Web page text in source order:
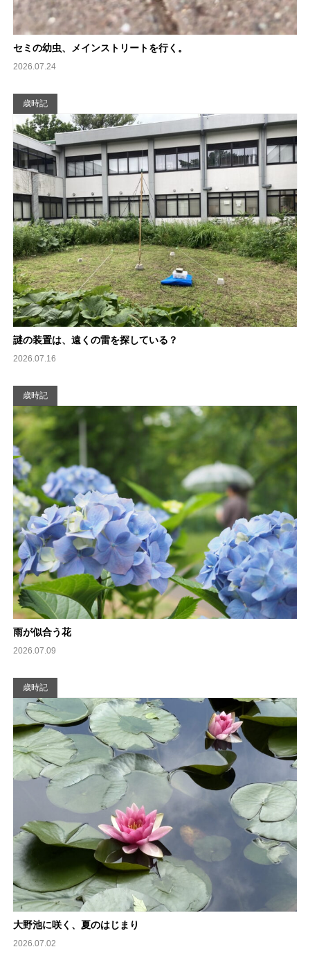
セミの幼虫、メインストリートを行く。
2026.07.24
歳時記
謎の装置は、遠くの雷を探している？
2026.07.16
歳時記
雨が似合う花
2026.07.09
歳時記
大野池に咲く、夏のはじまり
2026.07.02